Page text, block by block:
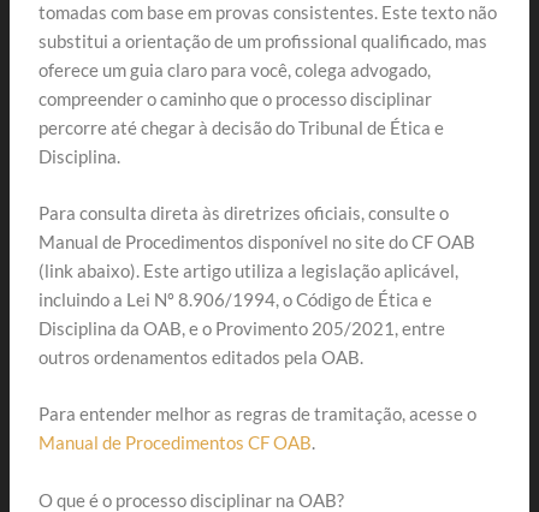
tomadas com base em provas consistentes. Este texto não
substitui a orientação de um profissional qualificado, mas
oferece um guia claro para você, colega advogado,
compreender o caminho que o processo disciplinar
percorre até chegar à decisão do Tribunal de Ética e
Disciplina.
Para consulta direta às diretrizes oficiais, consulte o
Manual de Procedimentos disponível no site do CF OAB
(link abaixo). Este artigo utiliza a legislação aplicável,
incluindo a Lei Nº 8.906/1994, o Código de Ética e
Disciplina da OAB, e o Provimento 205/2021, entre
outros ordenamentos editados pela OAB.
Para entender melhor as regras de tramitação, acesse o
Manual de Procedimentos CF OAB.
O que é o processo disciplinar na OAB?